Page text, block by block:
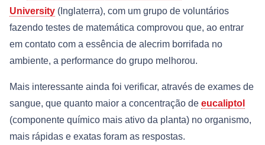
University (Inglaterra), com um grupo de voluntários
fazendo testes de matemática comprovou que, ao entrar
em contato com a essência de alecrim borrifada no
ambiente, a performance do grupo melhorou.
Mais interessante ainda foi verificar, através de exames de
sangue, que quanto maior a concentração de eucaliptol
(componente químico mais ativo da planta) no organismo,
mais rápidas e exatas foram as respostas.